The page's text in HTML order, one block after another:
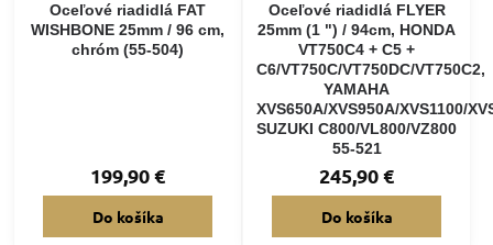
Oceľové riadidlá FAT
WISHBONE 25mm / 96 cm,
chróm (55-504)
199,90 €
Do košíka
Oceľové riadidlá FLYER
25mm (1 ") / 94cm, HONDA
VT750C4 + C5 +
C6/VT750C/VT750DC/VT750C2,
YAMAHA
XVS650A/XVS950A/XVS1100/
SUZUKI C800/VL800/VZ800
55-521
245,90 €
Do košíka